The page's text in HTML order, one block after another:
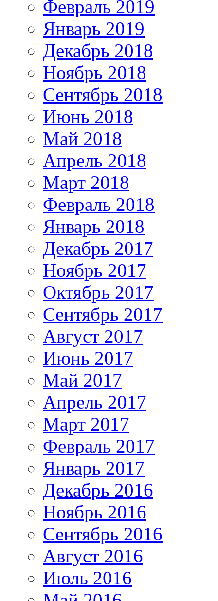
Февраль 2019
Январь 2019
Декабрь 2018
Ноябрь 2018
Сентябрь 2018
Июнь 2018
Май 2018
Апрель 2018
Март 2018
Февраль 2018
Январь 2018
Декабрь 2017
Ноябрь 2017
Октябрь 2017
Сентябрь 2017
Август 2017
Июнь 2017
Май 2017
Апрель 2017
Март 2017
Февраль 2017
Январь 2017
Декабрь 2016
Ноябрь 2016
Сентябрь 2016
Август 2016
Июль 2016